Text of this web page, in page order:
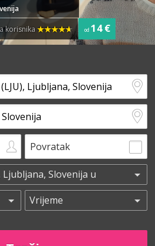
korisnika od 14 €
Povratak